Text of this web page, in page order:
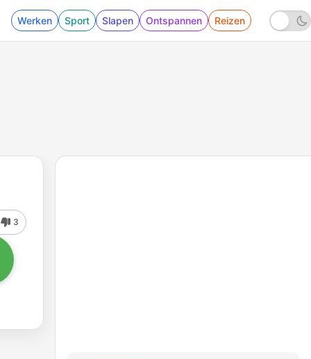
Werken Sport Slapen Ontspannen Reizen
3